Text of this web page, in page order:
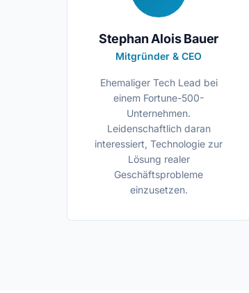
Stephan Alois Bauer
Mitgründer & CEO
Ehemaliger Tech Lead bei
einem Fortune-500-
Unternehmen.
Leidenschaftlich daran
interessiert, Technologie zur
Lösung realer
Geschäftsprobleme
einzusetzen.